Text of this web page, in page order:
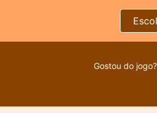
Gostou do